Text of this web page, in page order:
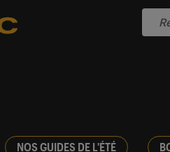
NOS GUIDES DE L'ÉTÉ